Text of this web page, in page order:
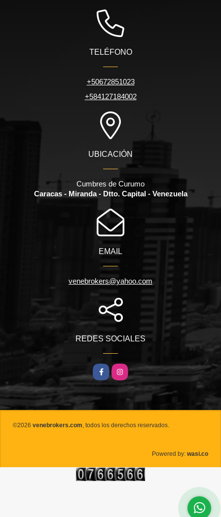
TELÉFONO
+50672851023
+584127184002
UBICACIÓN
Cumbres de Curumo
Caracas - Miranda - Dtto. Capital - Venezuela
EMAIL
venebrokers@yahoo.com
REDES SOCIALES
FacebookInstagram
©2026 venebrokers.com, todos los derechos reservados.
Powered by: wasi.co